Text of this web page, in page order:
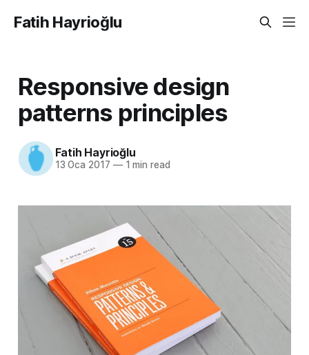
Fatih Hayrioğlu
Responsive design
patterns principles
Fatih Hayrioğlu
13 Oca 2017 —1 min read